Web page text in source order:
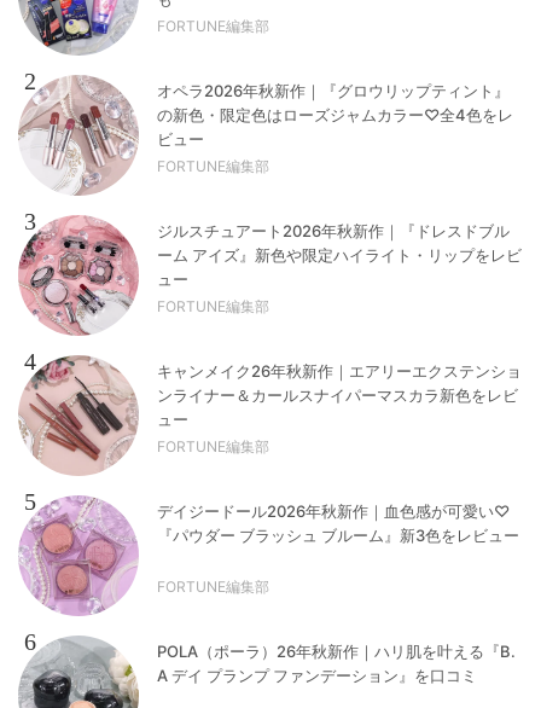
FORTUNE編集部
2
オペラ2026年秋新作｜『グロウリップティント』
の新色・限定色はローズジャムカラー♡全4色をレ
ビュー
FORTUNE編集部
3
ジルスチュアート2026年秋新作｜『ドレスドブル
ーム アイズ』新色や限定ハイライト・リップをレビ
ュー
FORTUNE編集部
4
キャンメイク26年秋新作｜エアリーエクステンショ
ンライナー＆カールスナイパーマスカラ新色をレビ
ュー
FORTUNE編集部
5
デイジードール2026年秋新作｜血色感が可愛い♡
『パウダー ブラッシュ ブルーム』新3色をレビュー
FORTUNE編集部
6
POLA（ポーラ）26年秋新作｜ハリ肌を叶える『B.
A デイ プランプ ファンデーション』を口コミ